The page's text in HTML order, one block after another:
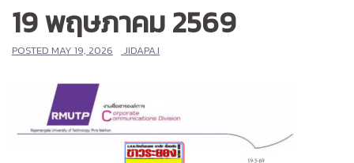
19 พฤษภาคม 2569
POSTED MAY 19, 2026 JIDAPA.I